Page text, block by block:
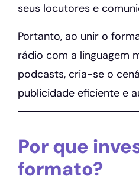
seus locutores e
Portanto, ao unir o
rádio com a linguagem
podcasts, cria-se o
publicidade eficiente e
Por que
formato?